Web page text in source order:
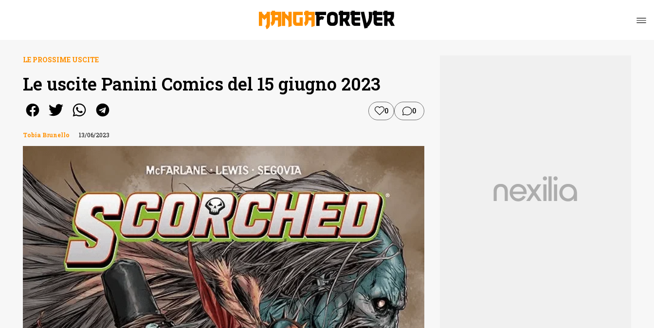
LE PROSSIME USCITE
Le uscite Panini Comics del 15 giugno 2023
0 0
Tobia Brunello 13/06/2023